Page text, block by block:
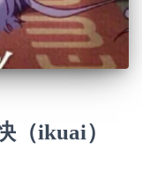
（ikuai）